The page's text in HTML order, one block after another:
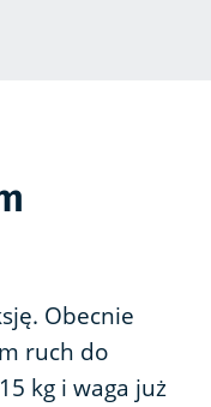
Obecnie
ruch do
kg i waga już